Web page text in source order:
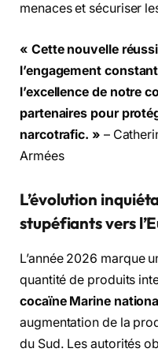
menaces et sécuriser
« Cette nouvelle
l’engagement
l’excellence de notre
partenaires pour
narcotrafic. » –
Armées
L’évolution
stupéfiants vers
L’année 2026 marque
quantité de produits
cocaïne Marine
augmentation de la
du Sud. Les autorités